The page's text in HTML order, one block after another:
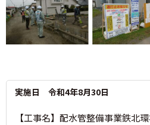
実施日 令和4年8月30日
【工事名】配水管整備事業鉄北